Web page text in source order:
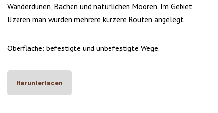
Wanderdünen, Bächen und natürlichen Mooren. Im Gebiet
IJzeren man wurden mehrere kürzere Routen angelegt.
Oberfläche: befestigte und unbefestigte Wege.
Herunterladen